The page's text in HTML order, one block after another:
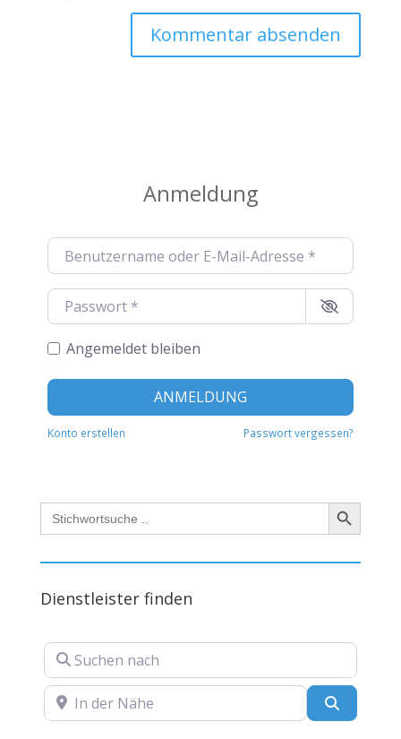
Anmeldung
Benutzername oder E-Mail-Adresse
Passwort
Angemeldet bleiben
ANMELDUNG
Konto erstellen Passwort vergessen?
Search
for:
Search Button
Dienstleister finden
Suchen nach
In der Nähe